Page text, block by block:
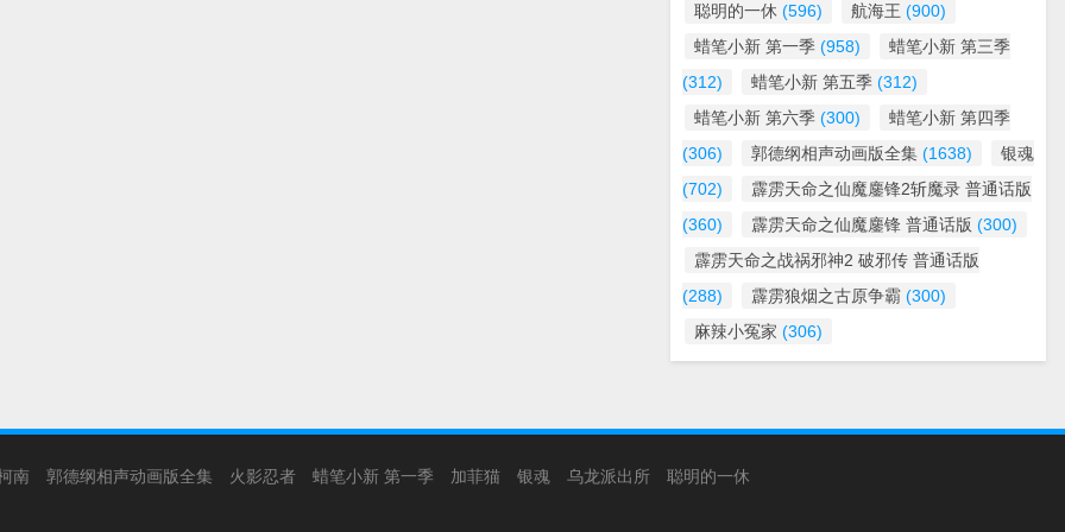
聪明的一休 (596) 航海王 (900)
蜡笔小新 第一季 (958)
蜡笔小新 第三季
(312)
蜡笔小新 第五季 (312)
蜡笔小新 第六季 (300)
蜡笔小新 第四季
(306)
郭德纲相声动画版全集 (1638)
银魂
(702)
霹雳天命之仙魔鏖锋2斩魔录 普通话版
(360)
霹雳天命之仙魔鏖锋 普通话版 (300)
霹雳天命之战祸邪神2 破邪传 普通话版
(288)
霹雳狼烟之古原争霸 (300)
麻辣小冤家 (306)
南 郭德纲相声动画版全集 火影忍者 蜡笔小新 第一季 加菲猫 银魂 乌龙派出所 聪明的一休